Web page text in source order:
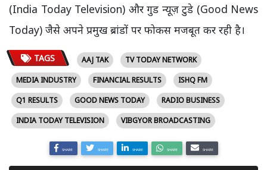
(India Today Television) और गुड न्यूज़ टुडे (Good News
Today) जैसे अपने प्रमुख ब्रांडों पर फोकस मजबूत कर रही है।
TAGS AAJ TAK
TV TODAY NETWORK
MEDIA INDUSTRY
FINANCIAL RESULTS
ISHQ FM
Q1 RESULTS
GOOD NEWS TODAY
RADIO BUSINESS
INDIA TODAY TELEVISION
VIBGYOR BROADCASTING
SHARE SHARE SHARE SHARE SHARE